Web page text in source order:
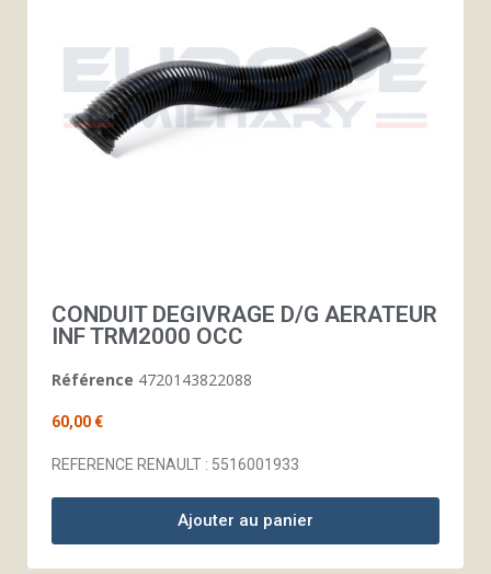
CONDUIT DEGIVRAGE D/G AERATEUR
INF TRM2000 OCC
Référence 4720143822088
60,00 €
REFERENCE RENAULT : 5516001933
Ajouter au panier